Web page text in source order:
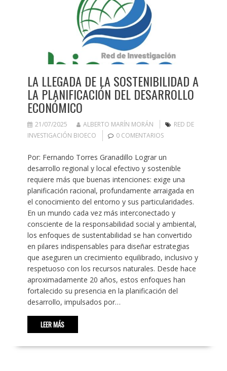
LA LLEGADA DE LA SOSTENIBILIDAD A
LA PLANIFICACIÓN DEL DESARROLLO
ECONÓMICO
21/07/2025 ALBERTO MARÍN MORÁN
RED DE
INVESTIGACIÓN BIOECO
0 COMENTARIOS
Por: Fernando Torres Granadillo Lograr un
desarrollo regional y local efectivo y sostenible
requiere más que buenas intenciones: exige una
planificación racional, profundamente arraigada en
el conocimiento del entorno y sus particularidades.
En un mundo cada vez más interconectado y
consciente de la responsabilidad social y ambiental,
los enfoques de sustentabilidad se han convertido
en pilares indispensables para diseñar estrategias
que aseguren un crecimiento equilibrado, inclusivo y
respetuoso con los recursos naturales. Desde hace
aproximadamente 20 años, estos enfoques han
fortalecido su presencia en la planificación del
desarrollo, impulsados por…
LEER MÁS